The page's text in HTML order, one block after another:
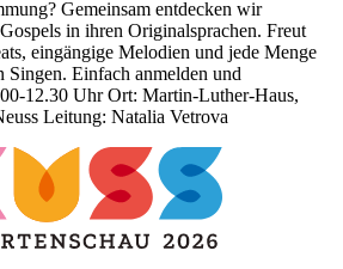
Gemeinsam entdecken wir
in ihren Originalsprachen. Freut
eingängige Melodien und jede Menge
Singen. Einfach anmelden und
12.30 Uhr Ort: Martin-Luther-Haus,
Leitung: Natalia Vetrova